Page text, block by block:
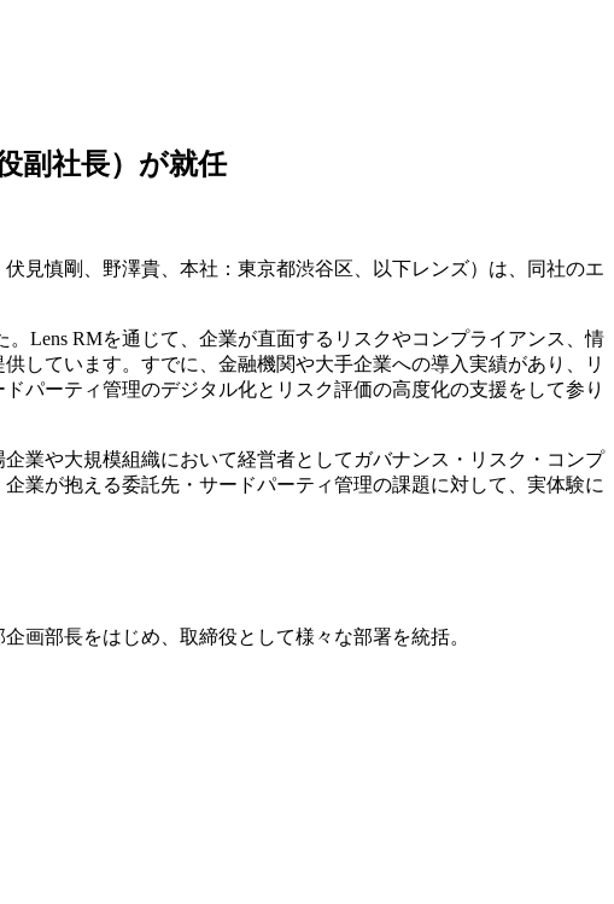
副社長）が就任
見慎剛、野澤貴、本社：東京都渋谷区、以下レンズ）は、同社のエ
。Lens RMを通じて、企業が直面するリスクやコンプライアンス、情
しています。すでに、金融機関や大手企業への導入実績があり、リ
パーティ管理のデジタル化とリスク評価の高度化の支援をして参り
業や大規模組織において経営者としてガバナンス・リスク・コンプ
業が抱える委託先・サードパーティ管理の課題に対して、実体験に
画部長をはじめ、取締役として様々な部署を統括。